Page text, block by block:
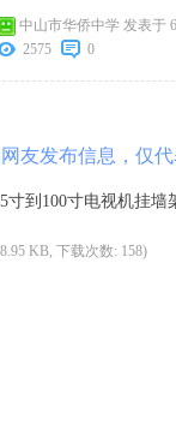
中山市华侨中学 发表于
2575
0
友发布信息，仅
寸到100寸电视机挂墙
KB, 下载次数: 158)